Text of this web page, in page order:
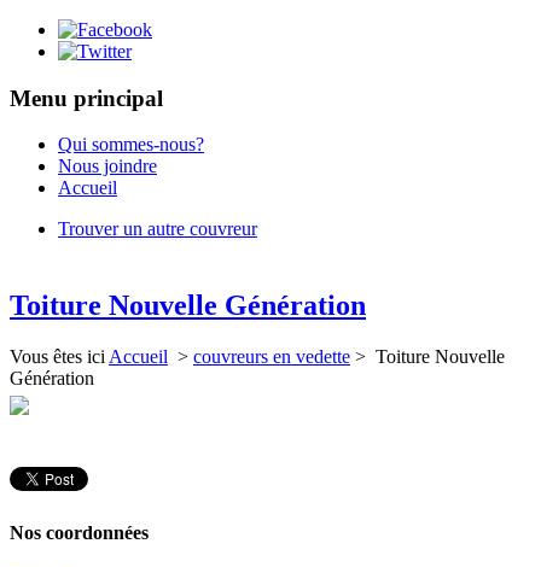
Menu principal
Qui sommes-nous?
Nous joindre
Accueil
Trouver un autre couvreur
Toiture Nouvelle Génération
Vous êtes ici Accueil > couvreurs en vedette > Toiture Nouvelle
Génération
Nos coordonnées